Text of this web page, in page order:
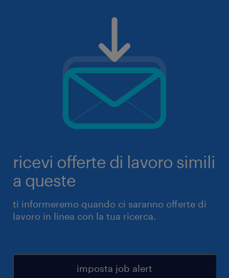
ricevi offerte di lavoro simili
a queste
ti informeremo quando ci saranno offerte di
lavoro in linea con la tua ricerca.
imposta job alert